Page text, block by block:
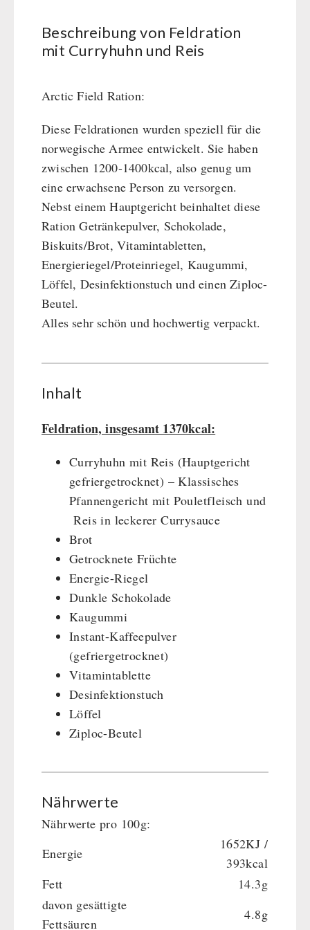
Atemschutz / ABC Schutzanzug
Gamma-Scout Geigerzähler
Notrationen
Trinkwasser
Suppen
Dessert
Ergänzungs-Pakete
Schutzraum-Ausrüstung
Beschreibung von Feldration
mit Curryhuhn und Reis
Arctic Field Ration:
Diese Feldrationen wurden speziell für die
norwegische Armee entwickelt. Sie haben
zwischen 1200-1400kcal, also genug um
eine erwachsene Person zu versorgen.
Nebst einem Hauptgericht beinhaltet diese
Ration Getränkepulver, Schokolade,
Biskuits/Brot, Vitamintabletten,
Energieriegel/Proteinriegel, Kaugummi,
Löffel, Desinfektionstuch und einen Ziploc-
Beutel.
Alles sehr schön und hochwertig verpackt.
Inhalt
Feldration, insgesamt 1370kcal:
Curryhuhn mit Reis (Hauptgericht
gefriergetrocknet) – Klassisches
Pfannengericht mit Pouletfleisch und
Reis in leckerer Currysauce
Brot
Getrocknete Früchte
Energie-Riegel
Dunkle Schokolade
Kaugummi
Instant-Kaffeepulver
(gefriergetrocknet)
Vitamintablette
Desinfektionstuch
Löffel
Ziploc-Beutel
Nährwerte
Nährwerte pro 100g:
Energie
1652KJ /
393kcal
Fett
14.3g
davon gesättigte
Fettsäuren
4.8g